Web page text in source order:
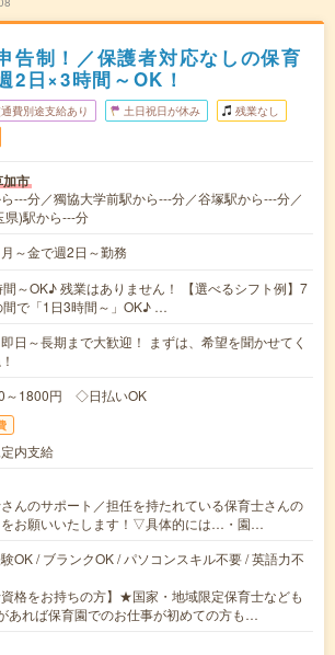
告制！／保護者対応なしの保育
2日×3時間～OK！
費別途支給あり 土日祝日が休み 残業なし
市
---分／獨協大学前駅から---分／谷塚駅から---分／
県)駅から---分
月～金で週2日～勤務
～OK♪ 残業はありません！ 【選べるシフト例】7
間で「1日3時間～」OK♪ …
即日～長期まで大歓迎！ まずは、希望を聞かせてく
～1800円 ◇日払いOK
内支給
んのサポート／担任を持たれている保育士さんの
お願いいたします！▽具体的には…・園…
OK / ブランクOK / パソコンスキル不要 / 英語力不
資格をお持ちの方】★国家・地域限定保育士なども
あれば保育園でのお仕事が初めての方も…